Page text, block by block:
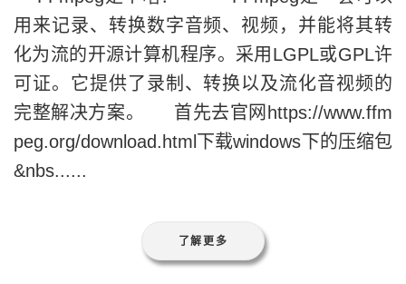
完整解决方案。 首先去官网https://www.ffm
peg.org/download.html下载windows下的压缩包
&nbs......
了解更多
使用ApacheBench来对